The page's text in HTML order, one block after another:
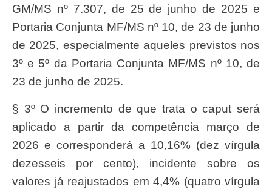
GM/MS nº 7.307, de 25 de junho de 2025 e
Portaria Conjunta MF/MS nº 10, de 23 de junho
de 2025, especialmente aqueles previstos nos
3º e 5º da Portaria Conjunta MF/MS nº 10, de
23 de junho de 2025.
§ 3º O incremento de que trata o caput será
aplicado a partir da competência março de
2026 e corresponderá a 10,16% (dez vírgula
dezesseis por cento), incidente sobre os
valores já reajustados em 4,4% (quatro vírgula